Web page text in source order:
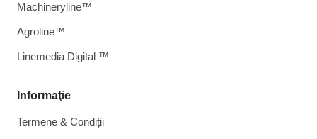
Informaţie
Termene & Condiții
Machineryline™
Agroline™
Linemedia Digital ™